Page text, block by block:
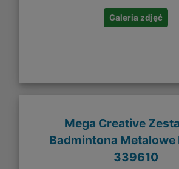
Galeria zdjęć
Mega Creative
Badmintona Metalowe
339610